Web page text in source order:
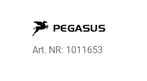
Art. NR: 1011653